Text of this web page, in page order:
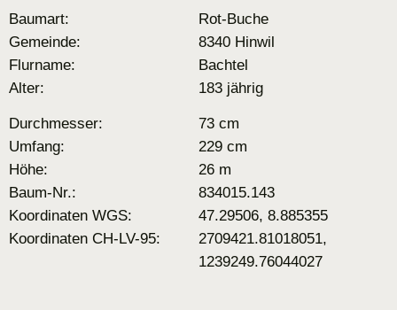
Baumart:
Rot-Buche
Gemeinde:
8340 Hinwil
Flurname:
Bachtel
Alter:
183 jährig
Durchmesser:
73 cm
Umfang:
229 cm
Höhe:
26 m
Baum-Nr.:
834015.143
Koordinaten WGS:
47.29506, 8.885355
Koordinaten CH-LV-95:
2709421.81018051,
1239249.76044027